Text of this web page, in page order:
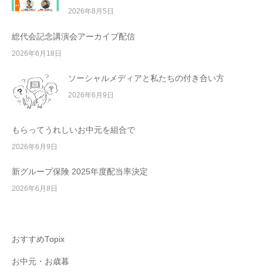
2026年8月5日
総代会記念講演会アーカイブ配信
2026年6月18日
ソーシャルメディアと私たちの付き合い方
2026年6月9日
もらってうれしいお中元を組合で
2026年6月9日
新グループ保険 2025年度配当率決定
2026年6月8日
おすすめTopix
お中元・お歳暮